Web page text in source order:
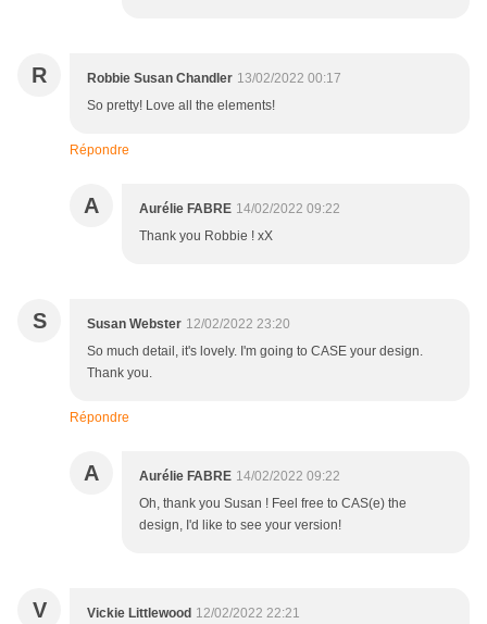
R Robbie Susan Chandler 13/02/2022 00:17
So pretty! Love all the elements!
Répondre
A Aurélie FABRE 14/02/2022 09:22
Thank you Robbie ! xX
S Susan Webster 12/02/2022 23:20
So much detail, it's lovely. I'm going to CASE your design.
Thank you.
Répondre
A Aurélie FABRE 14/02/2022 09:22
Oh, thank you Susan ! Feel free to CAS(e) the
design, I'd like to see your version!
V Vickie Littlewood 12/02/2022 22:21